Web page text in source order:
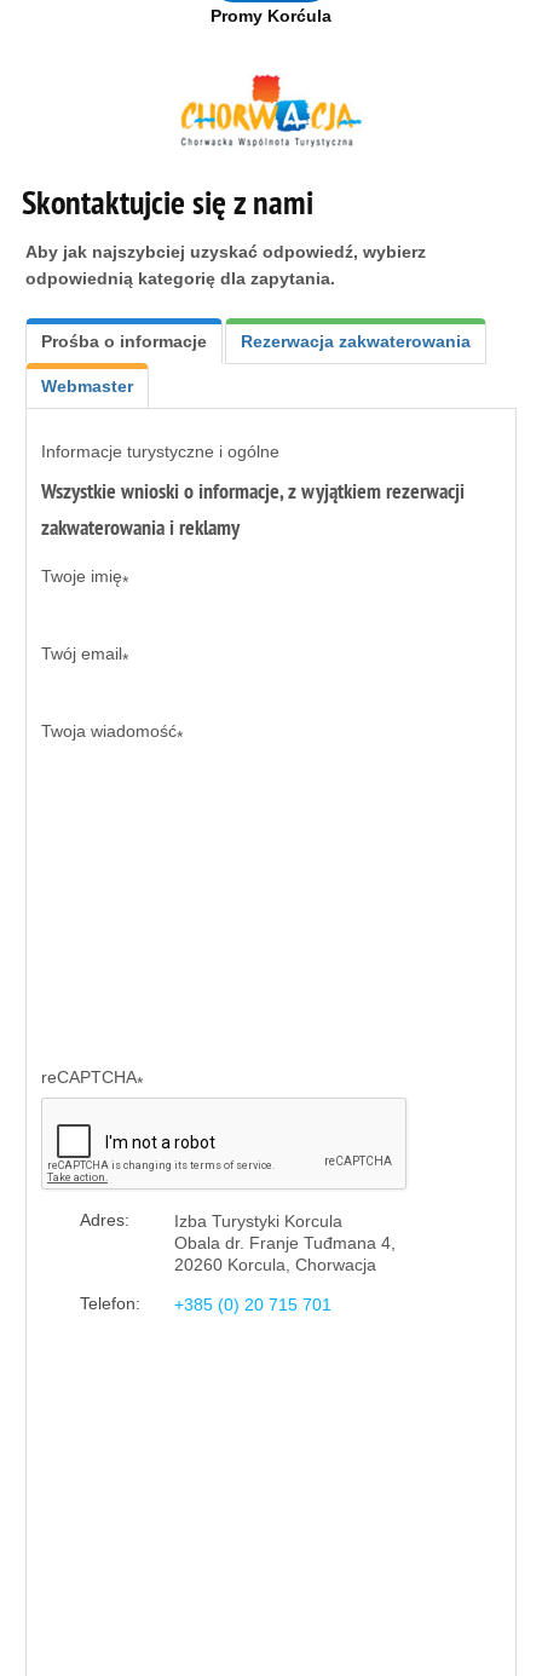
Promy Korćula
Skontaktujcie się z nami
Aby jak najszybciej uzyskać odpowiedź, wybierz
odpowiednią kategorię dla zapytania.
Prośba o informacje Rezerwacja zakwaterowania
Webmaster
Informacje turystyczne i ogólne
Wszystkie wnioski o informacje, z wyjątkiem rezerwacji
zakwaterowania i reklamy
Twoje imię*
Twój email*
Twoja wiadomość*
reCAPTCHA*
Izba Turystyki Korcula
Obala dr. Franje Tuđmana 4,
20260 Korcula, Chorwacja
Adres:
+385 (0) 20 715 701
Telefon: